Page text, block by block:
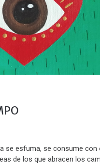
se esfuma, se consume con
de los que abracen los